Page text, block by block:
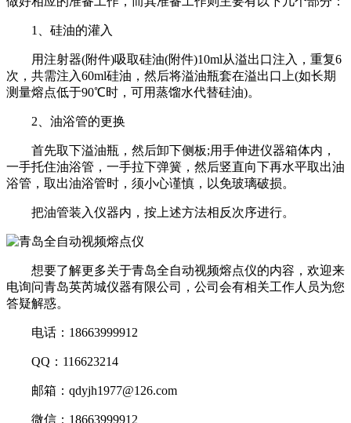
1、硅油的灌入
用注射器(附件)吸取硅油(附件)10ml从溢出口注入，重复6
次，共需注入60ml硅油，然后将溢油瓶套在溢出口上(如长期
测量熔点低于90℃时，可用蒸馏水代替硅油)。
2、油浴管的更换
首先取下溢油瓶，然后卸下侧板;用手伸进仪器箱体内，
一手托住油浴管，一手拉下弹簧，然后竖直向下再水平取出油
浴管，取出油浴管时，须小心谨慎，以免玻璃破损。
把油管装入仪器内，按上述方法相反次序进行。
想要了解更多关于青岛全自动视频熔点仪的内容，欢迎来
电询问青岛英芮城仪器有限公司，公司会有相关工作人员为您
答疑解惑。
电话：18663999912
QQ：116623214
邮箱：qdyjh1977@126.com
微信：18663999912